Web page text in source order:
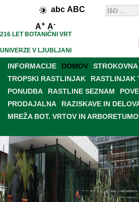
abc ABC
A+ A-
216 LET BOTANIČNI VRT
UNIVERZE V LJUBLJANI
INFORMACIJE DOMOV
TROPSKI RASTLINJAK
RASTLINJAK
PONUDBA
RASTLINE SEZNAM
PRODAJALNA
RAZISKAVE IN
MREŽA BOT. VRTOV IN